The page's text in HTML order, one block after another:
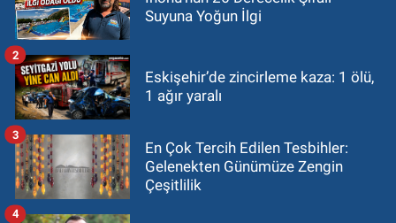
Suyuna Yoğun İlgi
Eskişehir’de zincirleme kaza: 1 ölü,
1 ağır yaralı
2
En Çok Tercih Edilen Tesbihler:
Gelenekten Günümüze Zengin
Çeşitlilik
3
4